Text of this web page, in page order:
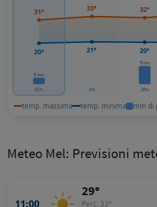
1 mm
65% 3%
1mm
20%
31°
20°
33°
21°
32°
20°
temp. massima temp. minima mm di
Meteo Mel: Previsioni
11:00
29°
Perc. 33°